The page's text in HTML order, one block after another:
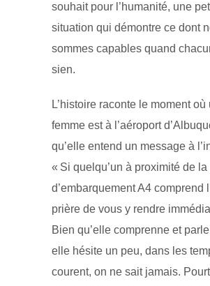
souhait pour l’humanité, une
situation qui démontre ce dont
sommes capables quand
sien.
L’histoire raconte le moment où
femme est à l’aéroport
qu’elle entend un message à
« Si quelqu’un à proximité de la
d’embarquement A4 comprend
prière de vous y rendre
Bien qu’elle comprenne et
elle hésite un peu, dans les
courent, on ne sait jamais.